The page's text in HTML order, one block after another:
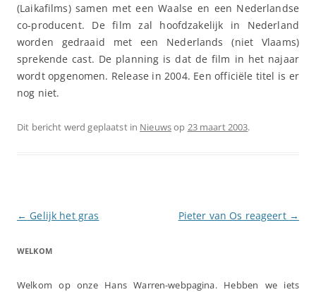
(Laikafilms) samen met een Waalse en een Nederlandse
co-producent. De film zal hoofdzakelijk in Nederland
worden gedraaid met een Nederlands (niet Vlaams)
sprekende cast. De planning is dat de film in het najaar
wordt opgenomen. Release in 2004. Een officiële titel is er
nog niet.
Dit bericht werd geplaatst in Nieuwsop 23 maart 2003.
Berichtnavigatie
← Gelijk het gras Pieter van Os reageert →
WELKOM
Welkom op onze Hans Warren-webpagina. Hebben we iets